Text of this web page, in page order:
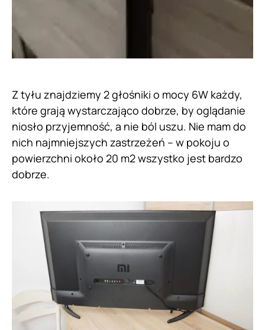
Z tyłu znajdziemy 2 głośniki o mocy 6W każdy,
które grają wystarczająco dobrze, by oglądanie
niosło przyjemność, a nie ból uszu. Nie mam do
nich najmniejszych zastrzeżeń – w pokoju o
powierzchni około 20 m2 wszystko jest bardzo
dobrze.